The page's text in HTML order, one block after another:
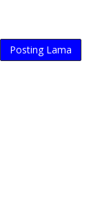
Posting Lama